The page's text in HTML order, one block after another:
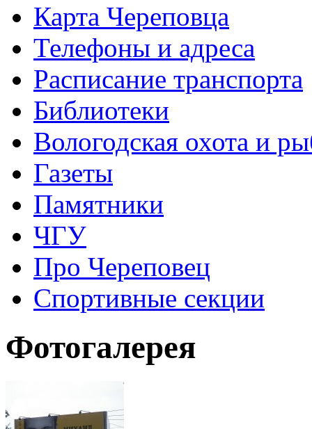
Карта Череповца
Телефоны и адреса
Расписание транспорта
Библиотеки
Вологодская охота и
Газеты
Памятники
ЧГУ
Про Череповец
Спортивные секции
Фотогалерея